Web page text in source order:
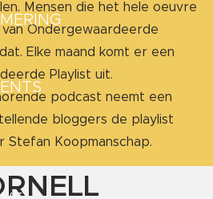
Mensen die het hele oeuvre
Ondergewaardeerde
Elke maand komt er een
Playlist uit.
podcast neemt een
bloggers de playlist
Koopmanschap.